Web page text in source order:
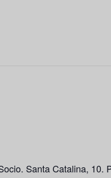
Santa Catalina, 10.